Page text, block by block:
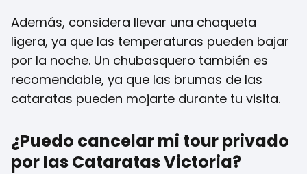
Además, considera llevar una chaqueta
ligera, ya que las temperaturas pueden bajar
por la noche. Un chubasquero también es
recomendable, ya que las brumas de las
cataratas pueden mojarte durante tu visita.
¿Puedo cancelar mi tour privado
por las Cataratas Victoria?